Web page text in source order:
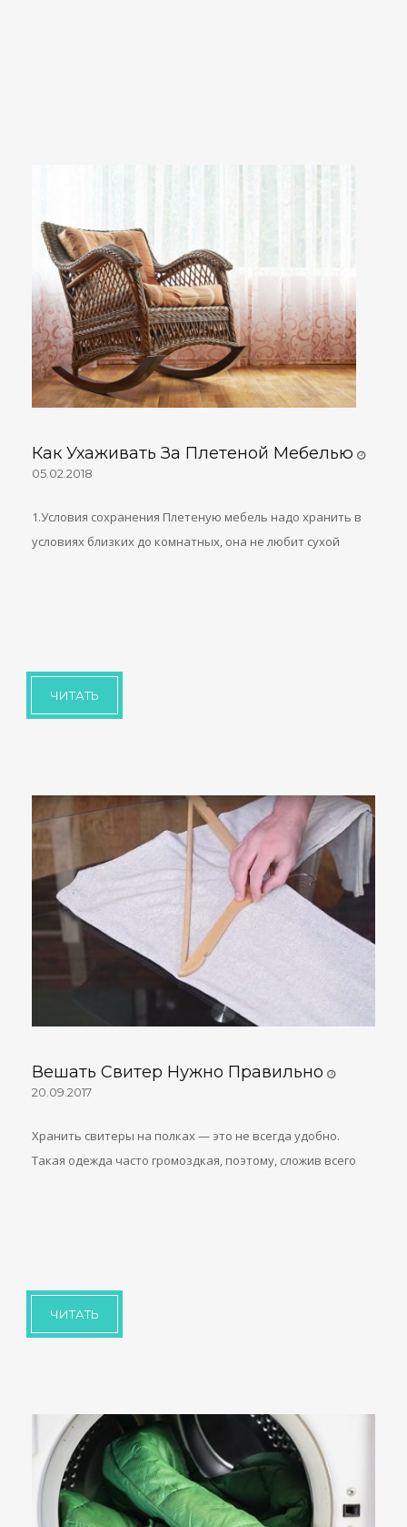
Как Ухаживать За Плетеной Мебелью
05.02.2018
1.Условия сохранения Плетеную мебель надо хранить в
условиях близких до комнатных, она не любит сухой
ЧИТАТЬ
Вешать Свитер Нужно Правильно
20.09.2017
Хранить свитеры на полках — это не всегда удобно.
Такая одежда часто громоздкая, поэтому, сложив всего
ЧИТАТЬ